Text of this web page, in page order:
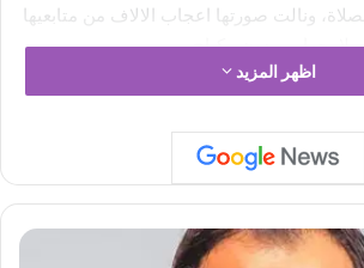
ونالت صورتها اعجاب الالاف من متابعيها
وملامحها من دون مكياج.
لمحبيني انكم لا تنسوني في دعواتكم.
هاني سعد، حيث رفضت الردّ على الأمر
باعتبار أن حياتها الشخصية ملكاً لها فقط.
اظهر المزيد